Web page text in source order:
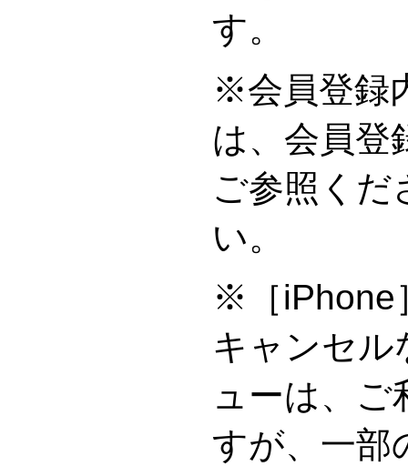
※会員登録
は、会員登
ご参照くだ
※［iPhone
キャンセル
ューは、ご
すが、一部